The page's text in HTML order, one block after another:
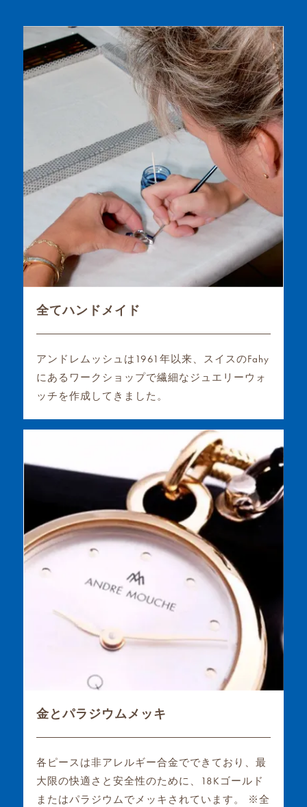
全てハンドメイド
アンドレムッシュは1961年以来、スイスのFahy
にあるワークショップで繊細なジュエリーウォ
ッチを作成してきました。
金とパラジウムメッキ
各ピースは非アレルギー合金でできており、最
大限の快適さと安全性のために、18Kゴールド
またはパラジウムでメッキされています。 ※全